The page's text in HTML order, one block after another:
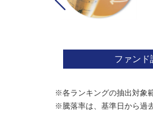
ファンド
※各ランキングの抽出対象
※騰落率は、基準日から過